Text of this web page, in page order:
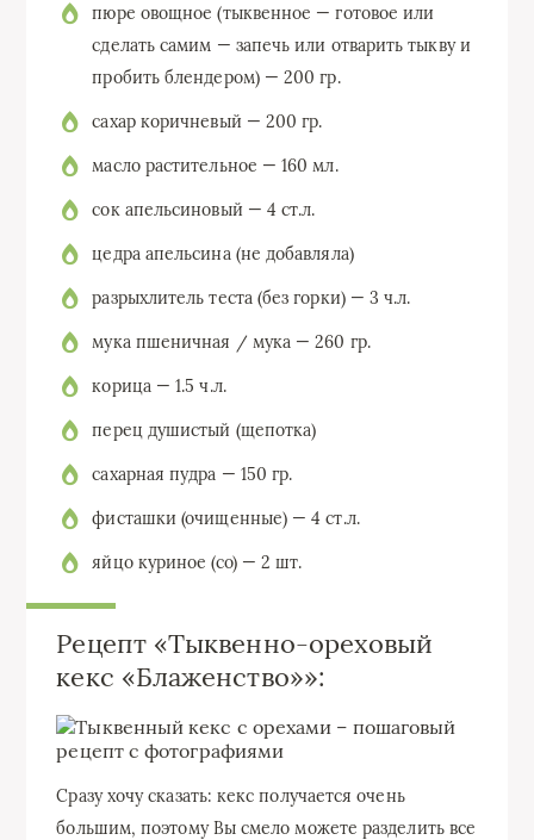
пюре овощное (тыквенное — готовое или
сделать самим — запечь или отварить тыкву и
пробить блендером) — 200 гр.
сахар коричневый — 200 гр.
масло растительное — 160 мл.
сок апельсиновый — 4 ст.л.
цедра апельсина (не добавляла)
разрыхлитель теста (без горки) — 3 ч.л.
мука пшеничная / мука — 260 гр.
корица — 1.5 ч.л.
перец душистый (щепотка)
сахарная пудра — 150 гр.
фисташки (очищенные) — 4 ст.л.
яйцо куриное (со) — 2 шт.
Рецепт «Тыквенно-ореховый
кекс «Блаженство»»:
Сразу хочу сказать: кекс получается очень
большим, поэтому Вы смело можете разделить все